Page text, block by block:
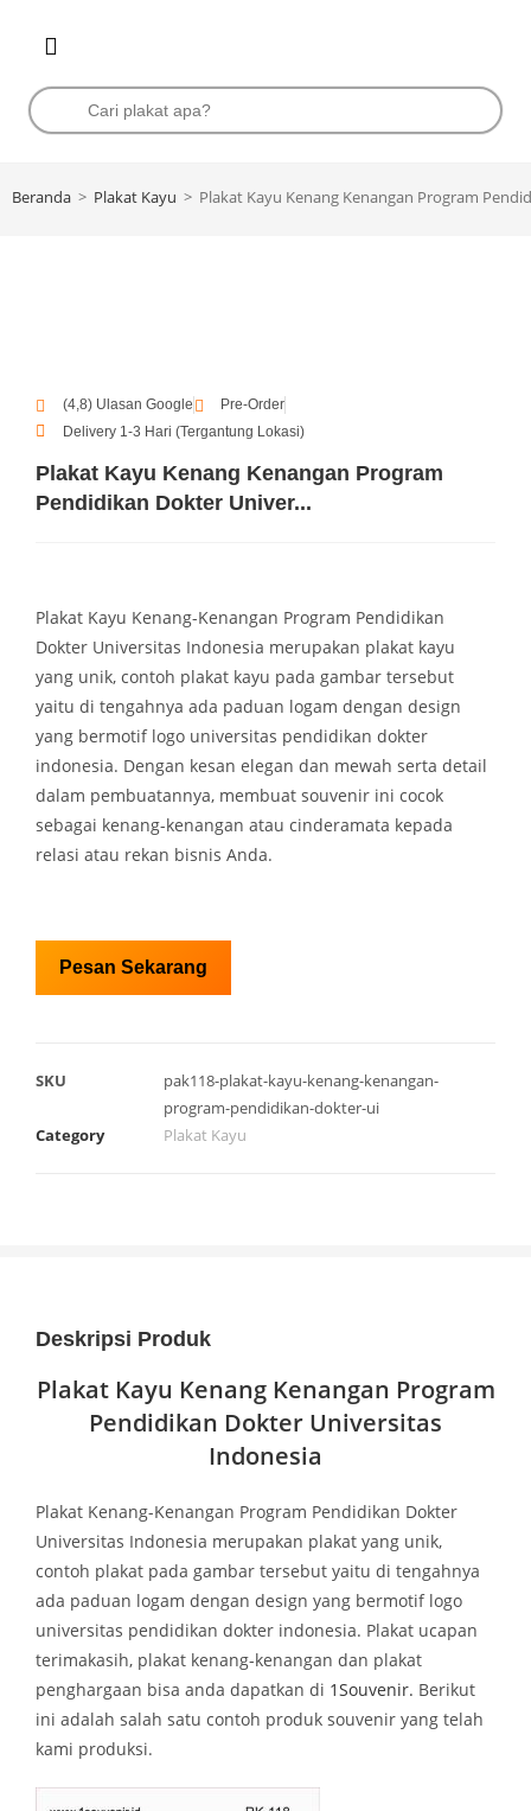
Beranda > Plakat Kayu > Plakat Kayu Kenang Kenangan Program
(4,8) Ulasan Google
Pre-Order
Delivery 1-3 Hari (Tergantung Lokasi)
Plakat Kayu Kenang Kenangan Program
Pendidikan Dokter Univer...
Plakat Kayu Kenang-Kenangan Program Pendidikan
Dokter Universitas Indonesia merupakan plakat kayu
yang unik, contoh plakat kayu pada gambar tersebut
yaitu di tengahnya ada paduan logam dengan design
yang bermotif logo universitas pendidikan dokter
indonesia. Dengan kesan elegan dan mewah serta detail
dalam pembuatannya, membuat souvenir ini cocok
sebagai kenang-kenangan atau cinderamata kepada
relasi atau rekan bisnis Anda.
Pesan Sekarang
SKU
pak118-plakat-kayu-kenang-kenangan-
program-pendidikan-dokter-ui
Category
Plakat Kayu
Deskripsi Produk
Plakat Kayu Kenang Kenangan Program
Pendidikan Dokter Universitas
Indonesia
Plakat Kenang-Kenangan Program Pendidikan Dokter
Universitas Indonesia merupakan plakat yang unik,
contoh plakat pada gambar tersebut yaitu di tengahnya
ada paduan logam dengan design yang bermotif logo
universitas pendidikan dokter indonesia. Plakat ucapan
terimakasih, plakat kenang-kenangan dan plakat
penghargaan bisa anda dapatkan di 1Souvenir. Berikut
ini adalah salah satu contoh produk souvenir yang telah
kami produksi.